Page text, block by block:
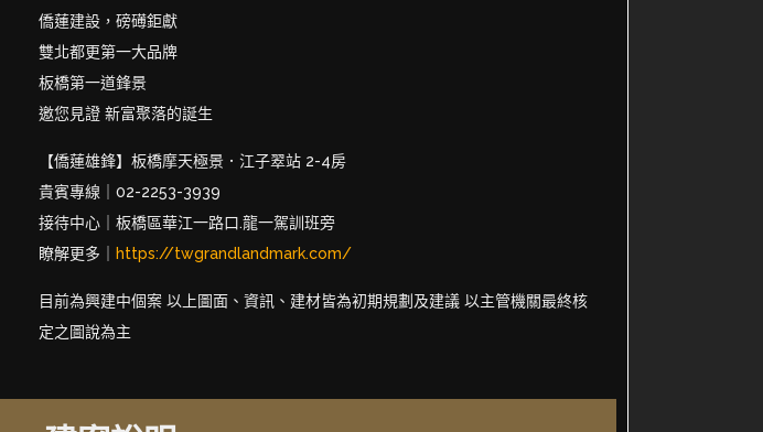
僑蓮建設，磅礡鉅獻
雙北都更第一大品牌
板橋第一道鋒景
邀您見證 新富聚落的誕生
【僑蓮雄鋒】板橋摩天極景．江子翠站 2-4房
貴賓專線｜02-2253-3939
接待中心｜板橋區華江一路口.龍一駕訓班旁
瞭解更多｜
https://twgrandlandmark.com/
目前為興建中個案 以上圖面、資訊、建材皆為初期規劃及建議 以主管機關最終核
定之圖說為主